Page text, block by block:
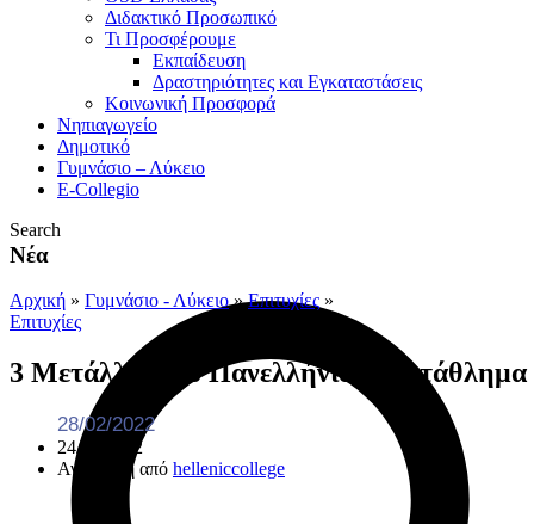
Διδακτικό Προσωπικό
Τι Προσφέρουμε
Eκπαίδευση
Δραστηριότητες και Εγκαταστάσεις
Κοινωνική Προσφορά
Νηπιαγωγείο
Δημοτικό
Γυμνάσιο – Λύκειο
E-Collegio
Search
Νέα
Αρχική » Γυμνάσιο - Λύκειο»Επιτυχίες »
Επιτυχίες
3 Μετάλλια στο Πανελλήνιο
28/02/2022
24/03/2022
Ανάρτηση από helleniccollege